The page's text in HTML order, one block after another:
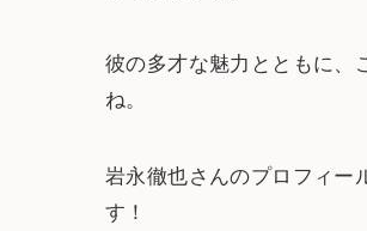
彼の多才な魅力とともに、
ね。
岩永徹也さんのプロフィー
す！